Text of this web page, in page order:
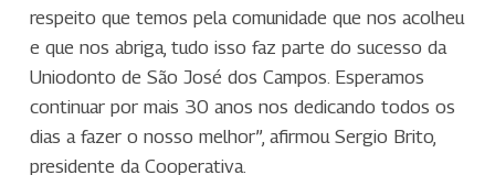
respeito que temos pela comunidade que nos acolheu
e que nos abriga, tudo isso faz parte do sucesso da
Uniodonto de São José dos Campos. Esperamos
continuar por mais 30 anos nos dedicando todos os
dias a fazer o nosso melhor”, afirmou Sergio Brito,
presidente da Cooperativa.